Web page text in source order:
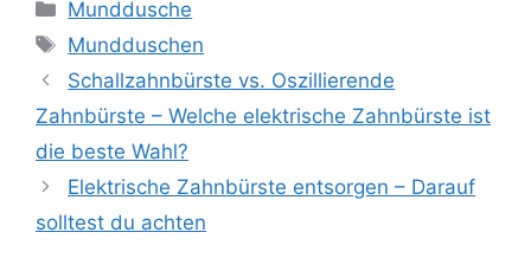
Munddusche
Schlagwörter
Mundduschen
Schallzahnbürste vs. Oszillierende
Zahnbürste – Welche elektrische Zahnbürste ist
die beste Wahl?
Elektrische Zahnbürste entsorgen – Darauf
solltest du achten